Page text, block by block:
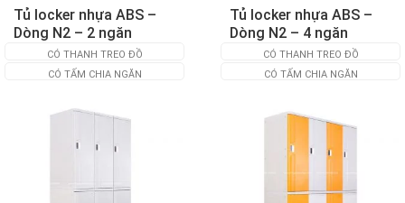
Tủ locker nhựa ABS –
Dòng N2 – 2 ngăn
CÓ THANH TREO ĐỒ
CÓ TẤM CHIA NGĂN
Tủ locker nhựa ABS –
Dòng N2 – 4 ngăn
CÓ THANH TREO ĐỒ
CÓ TẤM CHIA NGĂN